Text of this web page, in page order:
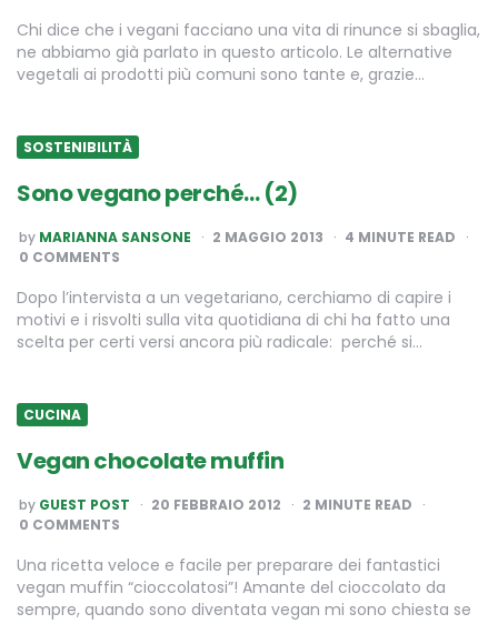
Chi dice che i vegani facciano una vita di rinunce si sbaglia,
ne abbiamo già parlato in questo articolo. Le alternative
vegetali ai prodotti più comuni sono tante e, grazie…
SOSTENIBILITÀ
Sono vegano perché… (2)
POSTED
BY
by MARIANNA SANSONE 2 MAGGIO 2013 4 MINUTE READ
0 COMMENTS
Dopo l’intervista a un vegetariano, cerchiamo di capire i
motivi e i risvolti sulla vita quotidiana di chi ha fatto una
scelta per certi versi ancora più radicale: perché si…
CUCINA
Vegan chocolate muffin
POSTED
BY
by GUEST POST 20 FEBBRAIO 2012 2 MINUTE READ
0 COMMENTS
Una ricetta veloce e facile per preparare dei fantastici
vegan muffin “cioccolatosi”! Amante del cioccolato da
sempre, quando sono diventata vegan mi sono chiesta se